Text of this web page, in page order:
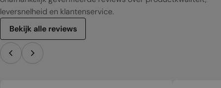
leversnelheid en klantenservice.
Bekijk alle reviews